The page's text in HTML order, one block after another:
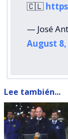
🇨🇱
— José
August 8,
Lee también...